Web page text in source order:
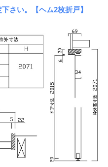
さい。【ヘム2枚折戸】